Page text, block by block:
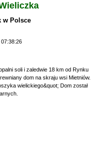
w Polsce
soli i zaledwie 18 km od Rynku
dom na skraju wsi Mietniów.
wielickiego&quot; Dom został